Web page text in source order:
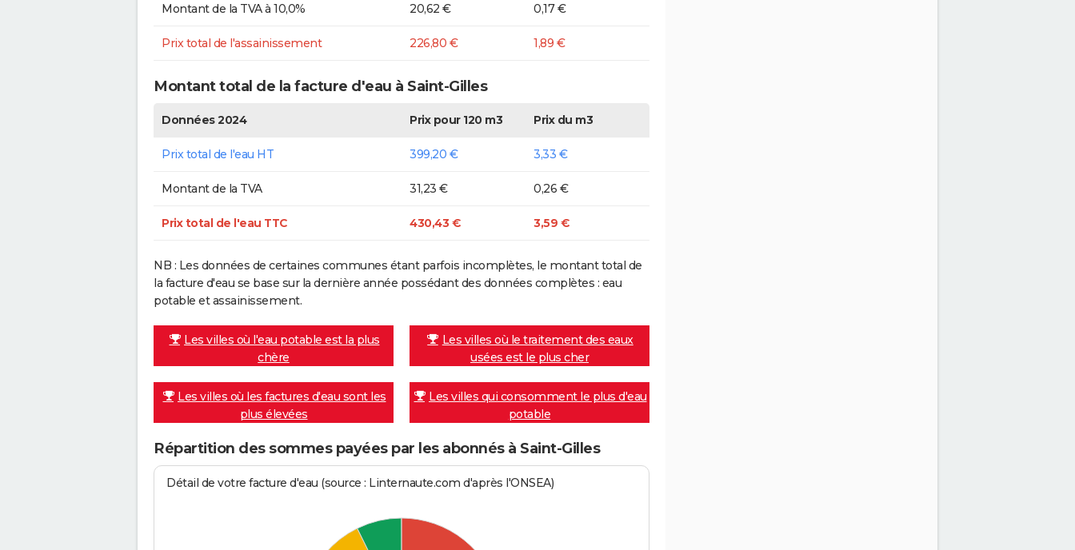
Montant de la TVA à 10,0% 20,62 € 0,17 €
Prix total de l'assainissement 226,80 € 1,89 €
Montant total de la facture d'eau à Saint-Gilles
Données 2024 Prix pour 120 m3 Prix du m3
Prix total de l'eau HT 399,20 € 3,33 €
Montant de la TVA 31,23 € 0,26 €
Prix total de l'eau TTC 430,43 € 3,59 €
NB : Les données de certaines communes étant parfois incomplètes, le montant total de
la facture d'eau se base sur la dernière année possédant des données complètes : eau
potable et assainissement.
Les villes où l'eau potable est la plus
chère
Les villes où le traitement des eaux
usées est le plus cher
Les villes où les factures d'eau sont les
plus élevées
Les villes qui consomment le plus d'eau
potable
Répartition des sommes payées par les abonnés à Saint-Gilles
Détail de votre facture d'eau (source : Linternaute.com d'après l'ONSEA)